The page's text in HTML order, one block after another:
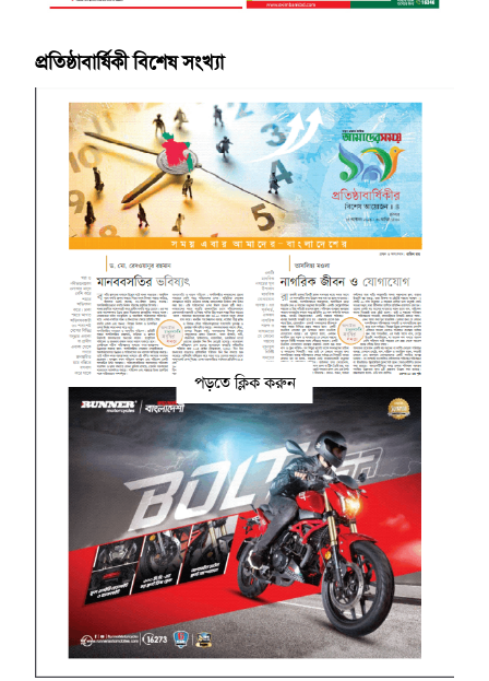
প্রতিষ্ঠাবার্ষিকী বিশেষ সংখ্যা
পড়তে ক্লিক করুন